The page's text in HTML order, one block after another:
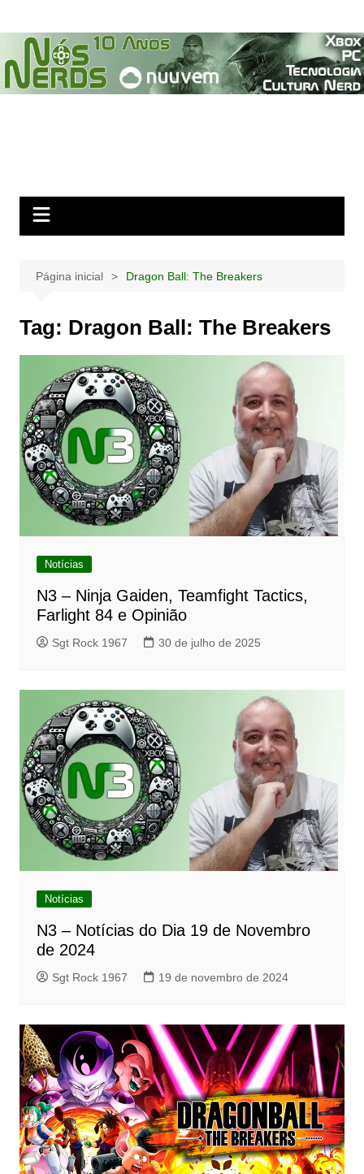
para
conteúdo
Página inicial Dragon Ball: The Breakers
Tag: Dragon Ball: The Breakers
Notícias
N3 – Ninja Gaiden, Teamfight Tactics,
Farlight 84 e Opinião
Sgt Rock 1967 30 de julho de 2025
Notícias
N3 – Notícias do Dia 19 de Novembro
de 2024
Sgt Rock 1967 19 de novembro de 2024